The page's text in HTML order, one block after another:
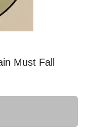
Must Fall